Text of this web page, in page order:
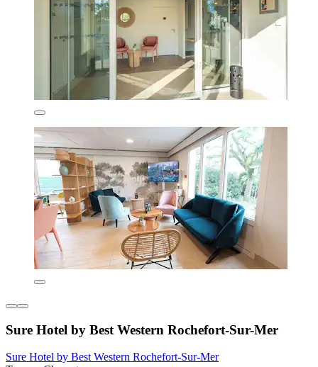
Sure Hotel by Best Western Rochefort-Sur-Mer
Sure Hotel by Best Western Rochefort-Sur-Mer